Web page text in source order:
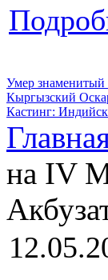
Умер знаменитый
Кыргызский
Кастинг:
на IV